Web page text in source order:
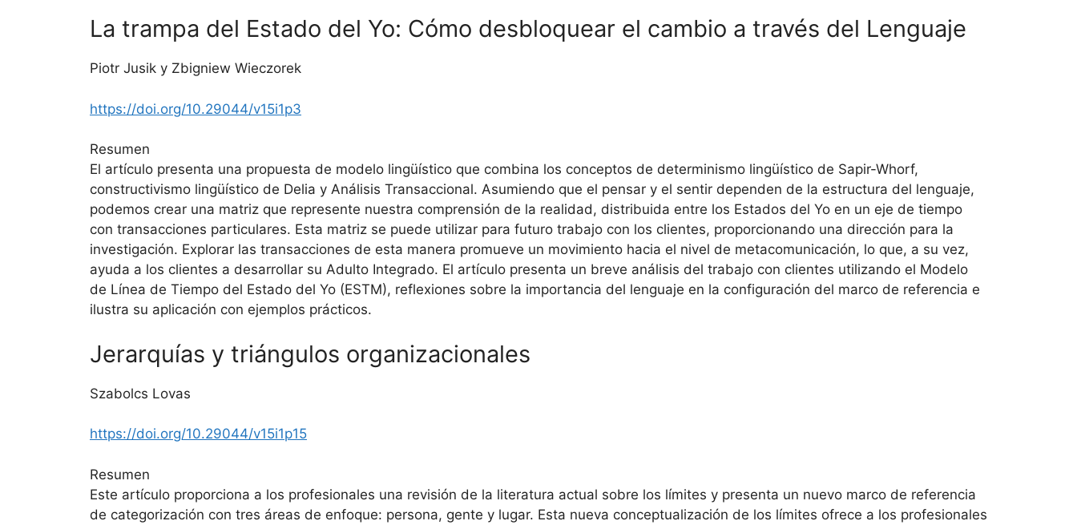
La trampa del Estado del Yo: Cómo desbloquear el cambio a través del Lenguaje
Piotr Jusik y Zbigniew Wieczorek
https://doi.org/10.29044/v15i1p3
Resumen
El artículo presenta una propuesta de modelo lingüístico que combina los conceptos de determinismo lingüístico de Sapir-Whorf,
constructivismo lingüístico de Delia y Análisis Transaccional. Asumiendo que el pensar y el sentir dependen de la estructura del lenguaje,
podemos crear una matriz que represente nuestra comprensión de la realidad, distribuida entre los Estados del Yo en un eje de tiempo
con transacciones particulares. Esta matriz se puede utilizar para futuro trabajo con los clientes, proporcionando una dirección para la
investigación. Explorar las transacciones de esta manera promueve un movimiento hacia el nivel de metacomunicación, lo que, a su vez,
ayuda a los clientes a desarrollar su Adulto Integrado. El artículo presenta un breve análisis del trabajo con clientes utilizando el Modelo
de Línea de Tiempo del Estado del Yo (ESTM), reflexiones sobre la importancia del lenguaje en la configuración del marco de referencia e
ilustra su aplicación con ejemplos prácticos.
Jerarquías y triángulos organizacionales
Szabolcs Lovas
https://doi.org/10.29044/v15i1p15
Resumen
Este artículo proporciona a los profesionales una revisión de la literatura actual sobre los límites y presenta un nuevo marco de referencia
de categorización con tres áreas de enfoque: persona, gente y lugar. Esta nueva conceptualización de los límites ofrece a los profesionales